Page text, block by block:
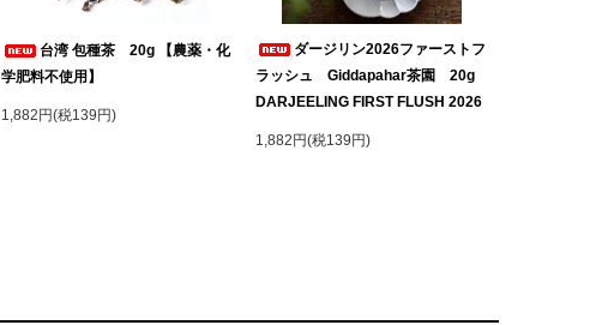
台湾 包種茶 20g 【農薬・化
学肥料不使用】
1,882円(税139円)
ダージリン2026ファーストフ
ラッシュ Giddapahar茶園 20g
DARJEELING FIRST FLUSH 2026
1,882円(税139円)